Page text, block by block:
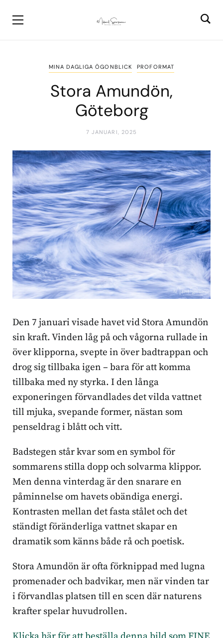
MINA DAGLIGA ÖGONBLICK PROFORMAT
Stora Amundön,
Göteborg
7 JANUARI, 2025
Den 7 januari visade havet vid Stora Amundön
sin kraft. Vinden låg på och vågorna rullade in
över klipporna, svepte in över badtrappan och
drog sig tillbaka igen – bara för att komma
tillbaka med ny styrka. I den långa
exponeringen förvandlades det vilda vattnet
till mjuka, svepande former, nästan som
penseldrag i blått och vitt.
Badstegen står kvar som en symbol för
sommarens stilla dopp och solvarma klippor.
Men denna vinterdag är den snarare en
påminnelse om havets obändiga energi.
Kontrasten mellan det fasta stålet och det
ständigt föränderliga vattnet skapar en
dramatik som känns både rå och poetisk.
Stora Amundön är ofta förknippad med lugna
promenader och badvikar, men när vinden tar
i förvandlas platsen till en scen där naturens
krafter spelar huvudrollen.